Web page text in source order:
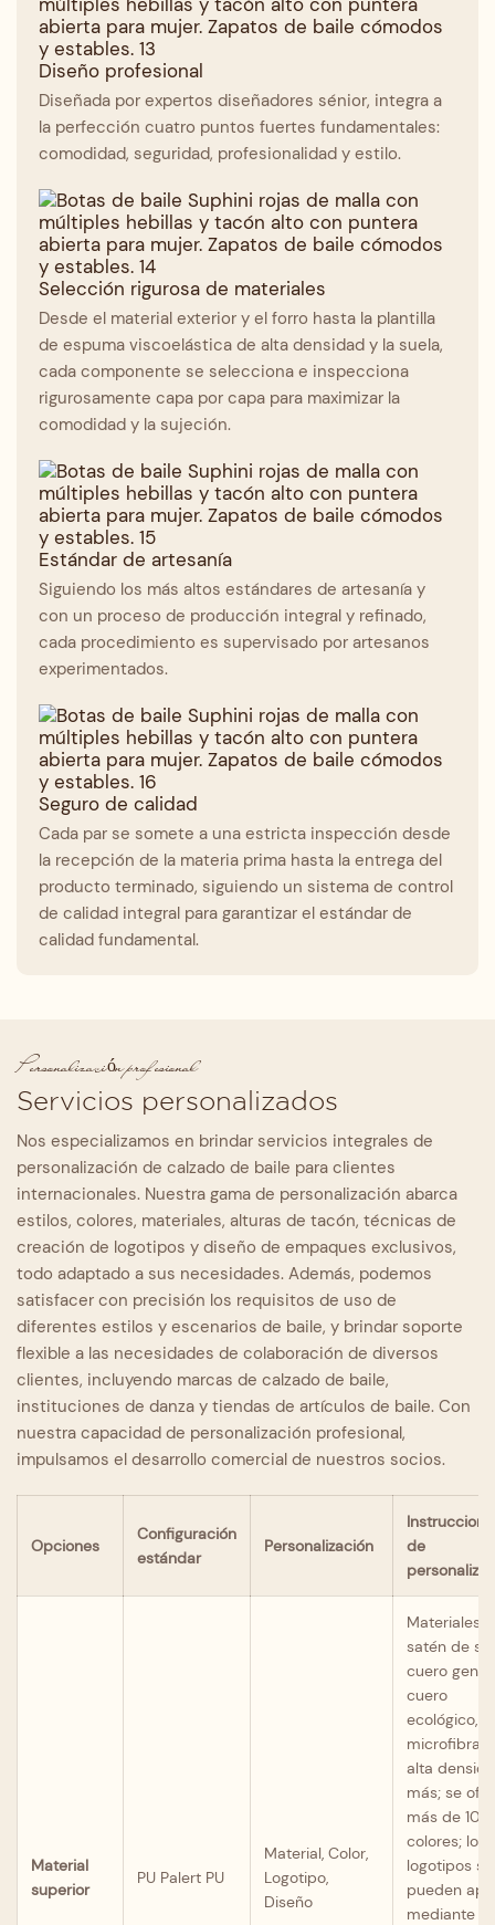
Diseño profesional
Diseñada por expertos diseñadores sénior, integra a
la perfección cuatro puntos fuertes fundamentales:
comodidad, seguridad, profesionalidad y estilo.
Selección rigurosa de materiales
Desde el material exterior y el forro hasta la plantilla
de espuma viscoelástica de alta densidad y la suela,
cada componente se selecciona e inspecciona
rigurosamente capa por capa para maximizar la
comodidad y la sujeción.
Estándar de artesanía
Siguiendo los más altos estándares de artesanía y
con un proceso de producción integral y refinado,
cada procedimiento es supervisado por artesanos
experimentados.
Seguro de calidad
Cada par se somete a una estricta inspección desde
la recepción de la materia prima hasta la entrega del
producto terminado, siguiendo un sistema de control
de calidad integral para garantizar el estándar de
calidad fundamental.
Personalización profesional
Servicios personalizados
Nos especializamos en brindar servicios integrales de
personalización de calzado de baile para clientes
internacionales. Nuestra gama de personalización abarca
estilos, colores, materiales, alturas de tacón, técnicas de
creación de logotipos y diseño de empaques exclusivos,
todo adaptado a sus necesidades. Además, podemos
satisfacer con precisión los requisitos de uso de
diferentes estilos y escenarios de baile, y brindar soporte
flexible a las necesidades de colaboración de diversos
clientes, incluyendo marcas de calzado de baile,
instituciones de danza y tiendas de artículos de baile. Con
nuestra capacidad de personalización profesional,
impulsamos el desarrollo comercial de nuestros socios.
Opciones
Configuración
estándar
Personalización
de
Material
superior
PU Palert PU
Material, Color,
Logotipo,
Diseño
Materiales:
satén de
cuero
cuero
ecológico,
microfibra
alta
más; se
más de 100
colores; los
logotipos se
pueden
mediante